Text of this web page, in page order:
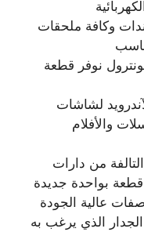
وكافة ملحقات
نوفر قطعة
لشاشات
والأفلام
من دارات
قطعة بواحدة جديدة
عالية الجودة
الجدار الذي يرغب به